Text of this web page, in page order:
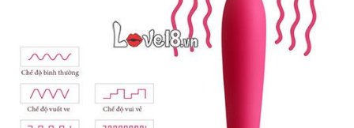
chất
liệu
Silicone
thân
thiện
ấm
Svakom
Primo
DC90T
có